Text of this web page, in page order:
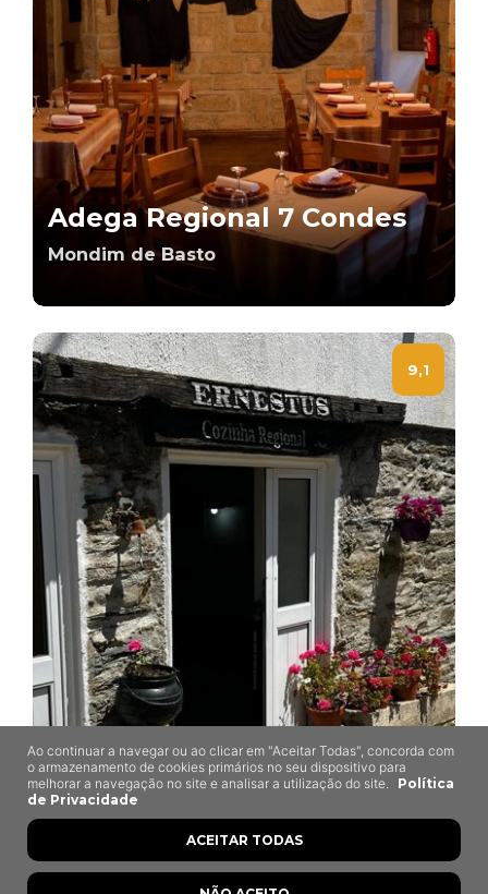
Adega Regional 7 Condes
Mondim de Basto
9,1
Ernestus
Pereiros, São João da Pesqueira
Ao continuar a navegar ou ao clicar em "Aceitar Todas", concorda com
o armazenamento de cookies primários no seu dispositivo para
melhorar a navegação no site e analisar a utilização do site.
Política
de Privacidade
ACEITAR TODAS